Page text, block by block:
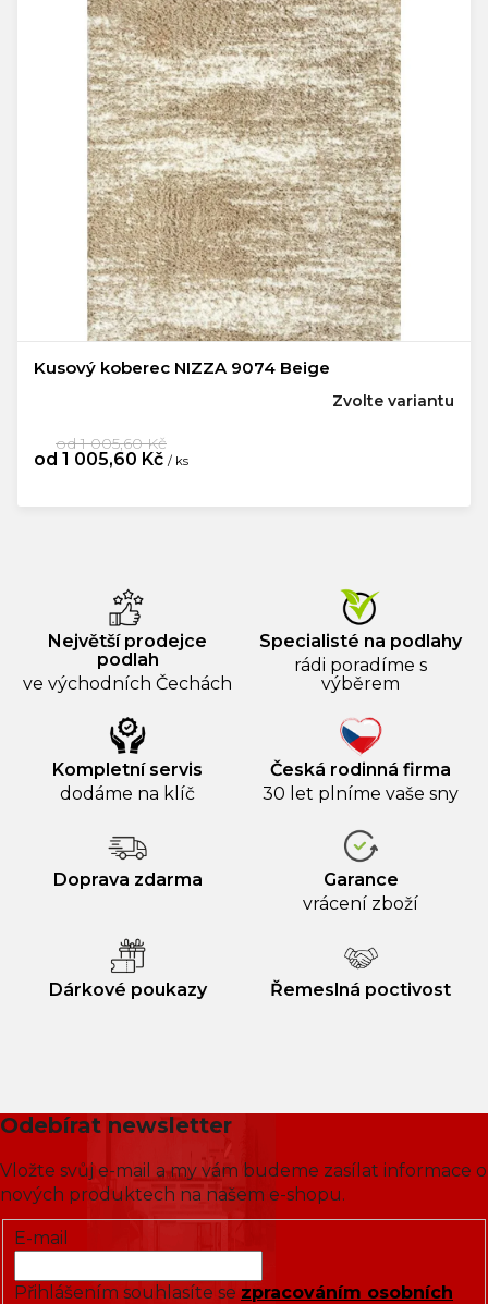
Kusový koberec NIZZA 9074 Beige
od 1 005,60 Kč
od 1 005,60 Kč / ks
Měrná
Zvolte variantu
Největší prodejce
podlah
ve východních Čechách
Specialisté na podlahy
rádi poradíme s
výběrem
Kompletní servis
dodáme na klíč
Česká rodinná firma
30 let plníme vaše sny
Doprava zdarma
Garance
vrácení zboží
Dárkové poukazy Řemeslná poctivost
Odebírat newsletter
Vložte svůj e-mail a my vám budeme zasílat informace o
nových produktech na našem e-shopu.
E-mail
Přihlášením souhlasíte se zpracováním osobních